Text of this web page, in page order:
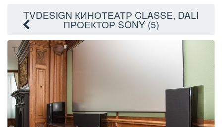
TVDESIGN КИНОТЕАТР CLASSE, DALI
ПРОЕКТОР SONY (5)